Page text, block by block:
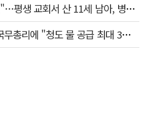
"침대에 결박, 탈진"…평생 교회서 산 11세 남아, 병원 이송 끝 숨져
박권현 청도군수, 국무총리에 "청도 물 공급 최대 3만t 늘려달라"